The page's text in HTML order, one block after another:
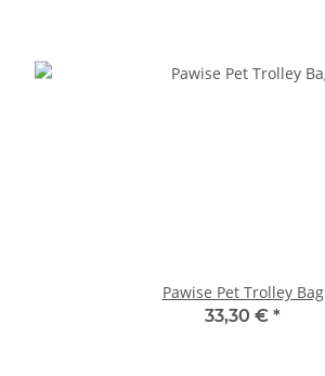
Pawise Pet Trolley Bag
33,30 € *